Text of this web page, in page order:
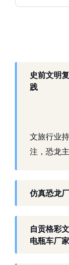
史前文明
践
文旅行业
注，恐龙
生态。自
以工厂生
关产品与服
仿真恐龙
自贡格彩
电瓶车厂家